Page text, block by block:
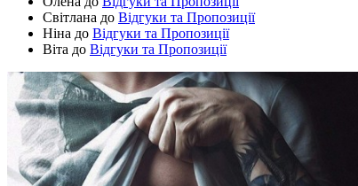
Світлана до Відгуки та Пропозиції
Ніна до Відгуки та Пропозиції
Віта до Відгуки та Пропозиції